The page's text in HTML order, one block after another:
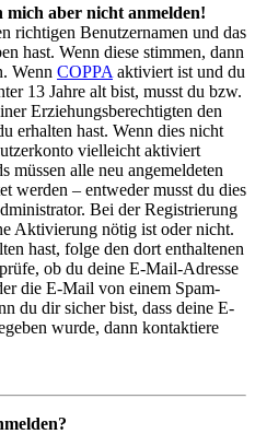
aber nicht anmelden!
richtigen Benutzernamen und das
hast. Wenn diese stimmen, dann
Wenn COPPA aktiviert ist und du
13 Jahre alt bist, musst du bzw.
Erziehungsberechtigten den
erhalten hast. Wenn dies nicht
vielleicht aktiviert
müssen alle neu angemeldeten
werden – entweder musst du dies
Bei der Registrierung
Aktivierung nötig ist oder nicht.
hast, folge den dort enthaltenen
ob du deine E-Mail-Adresse
die E-Mail von einem Spam-
du dir sicher bist, dass deine E-
wurde, dann kontaktiere